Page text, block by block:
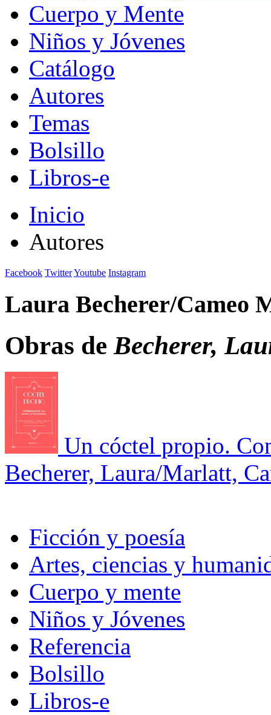
Cuerpo y Mente
Niños y Jóvenes
Catálogo
Autores
Temas
Bolsillo
Libros-e
Inicio
Autores
Facebook TwitterYoutube Instagram
Laura Becherer/Cameo
Obras deBecherer,
Un cóctel propio.
Becherer, Laura/Marlatt,
Ficción y poesía
Artes, ciencias y
Cuerpo y mente
Niños y Jóvenes
Referencia
Bolsillo
Libros-e